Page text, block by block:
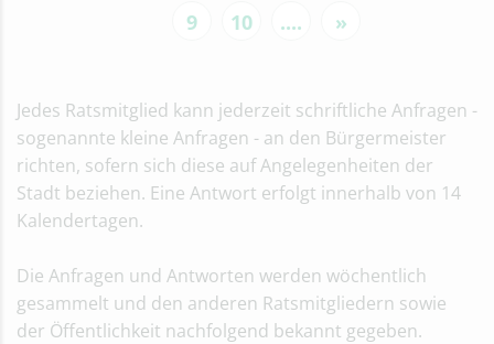
9
10 .... »
Jedes Ratsmitglied kann jederzeit schriftliche Anfragen -
sogenannte kleine Anfragen - an den Bürgermeister
richten, sofern sich diese auf Angelegenheiten der
Stadt beziehen. Eine Antwort erfolgt innerhalb von 14
Kalendertagen.
Die Anfragen und Antworten werden wöchentlich
gesammelt und den anderen Ratsmitgliedern sowie
der Öffentlichkeit nachfolgend bekannt gegeben.